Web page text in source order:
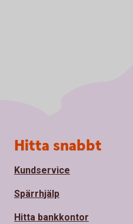
Sidfot
Hitta snabbt
Kundservice
Spärrhjälp
Hitta bankkontor